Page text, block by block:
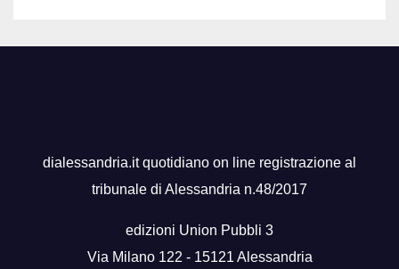
dialessandria.it quotidiano on line registrazione al
tribunale di Alessandria n.48/2017
edizioni Union Pubbli 3
Via Milano 122 - 15121 Alessandria